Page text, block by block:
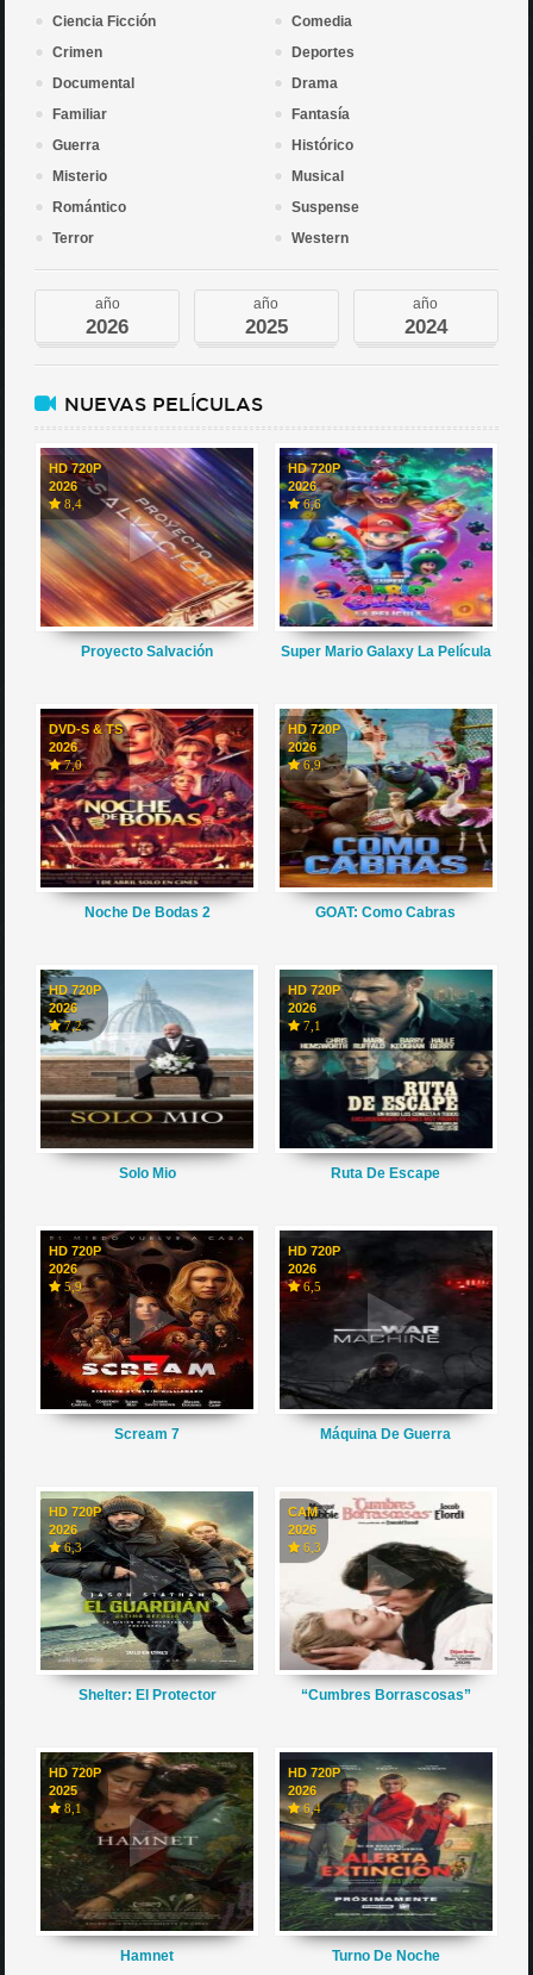
Ciencia Ficción
Comedia
Crimen
Deportes
Documental
Drama
Familiar
Fantasía
Guerra
Histórico
Misterio
Musical
Romántico
Suspense
Terror
Western
año
2026
año
2025
año
2024
NUEVAS PELÍCULAS
HD 720P
2026
8,4
Proyecto Salvación
HD 720P
2026
6,6
Super Mario Galaxy La Película
DVD-S & TS
2026
7,0
Noche De Bodas 2
HD 720P
2026
6,9
GOAT: Como Cabras
HD 720P
2026
7,2
Solo Mio
HD 720P
2026
7,1
Ruta De Escape
HD 720P
2026
5,9
Scream 7
HD 720P
2026
6,5
Máquina De Guerra
HD 720P
2026
6,3
Shelter: El Protector
CAM
2026
6,3
“Cumbres Borrascosas”
HD 720P
2025
8,1
Hamnet
HD 720P
2026
6,4
Turno De Noche